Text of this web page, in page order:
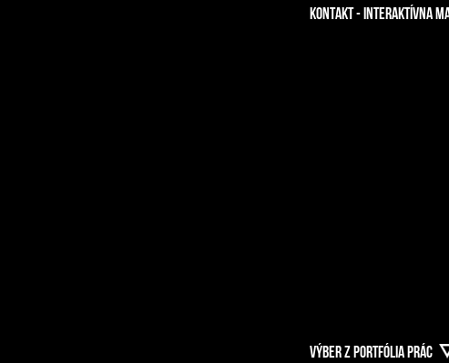
KONTAKT - INTERAKTÍVNA
VÝBER Z PORTFÓLIA PRÁC